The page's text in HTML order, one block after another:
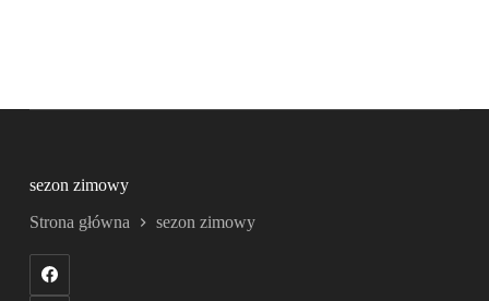
sezon zimowy
Strona główna sezon zimowy